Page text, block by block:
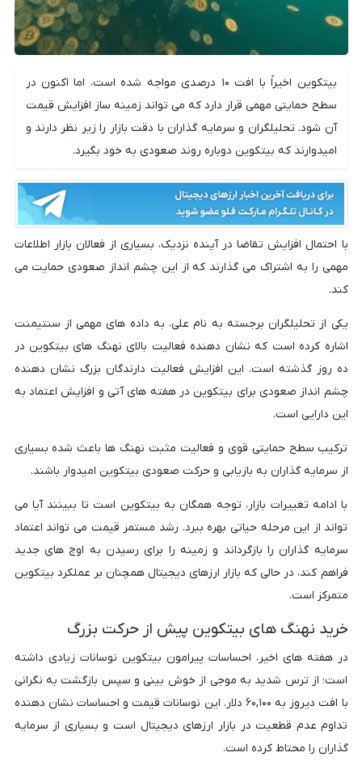
بیتکوین اخیراً با افت ۱۰ درصدی مواجه شده است، اما اکنون در
سطح حمایتی مهمی قرار دارد که می تواند زمینه ساز افزایش قیمت
آن شود. تحلیلگران و سرمایه گذاران با دقت بازار را زیر نظر دارند و
امیدوارند که بیتکوین دوباره روند صعودی به خود بگیرد.
با احتمال افزایش تقاضا در آینده نزدیک، بسیاری از فعالان بازار اطلاعات
مهمی را به اشتراک می گذارند که از این چشم انداز صعودی حمایت می
کند.
یکی از تحلیلگران برجسته به نام علی، به داده های مهمی از سنتیمنت
اشاره کرده است که نشان دهنده فعالیت بالای نهنگ های بیتکوین در
ده روز گذشته است. این افزایش فعالیت دارندگان بزرگ نشان دهنده
چشم انداز صعودی برای بیتکوین در هفته های آتی و افزایش اعتماد به
این دارایی است.
ترکیب سطح حمایتی قوی و فعالیت مثبت نهنگ ها باعث شده بسیاری
از سرمایه گذاران به بازیابی و حرکت صعودی بیتکوین امیدوار باشند.
با ادامه تغییرات بازار، توجه همگان به بیتکوین است تا ببینند آیا می
تواند از این مرحله حیاتی بهره ببرد. رشد مستمر قیمت می تواند اعتماد
سرمایه گذاران را بازگرداند و زمینه را برای رسیدن به اوج های جدید
فراهم کند، در حالی که بازار ارزهای دیجیتال همچنان بر عملکرد بیتکوین
متمرکز است.
خرید نهنگ های بیتکوین پیش از حرکت بزرگ
در هفته های اخیر، احساسات پیرامون بیتکوین نوسانات زیادی داشته
است؛ از ترس شدید به موجی از خوش بینی و سپس بازگشت به نگرانی
با افت دیروز به ۶۰,۱۰۰ دلار. این نوسانات قیمت و احساسات نشان دهنده
تداوم عدم قطعیت در بازار ارزهای دیجیتال است و بسیاری از سرمایه
گذاران را محتاط کرده است.